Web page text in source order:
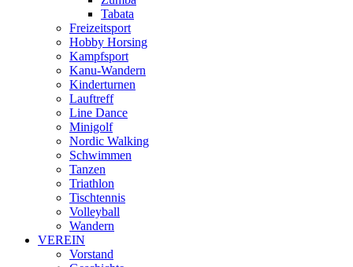
Tabata
Freizeitsport
Hobby Horsing
Kampfsport
Kanu-Wandern
Kinderturnen
Lauftreff
Line Dance
Minigolf
Nordic Walking
Schwimmen
Tanzen
Triathlon
Tischtennis
Volleyball
Wandern
VEREIN
Vorstand